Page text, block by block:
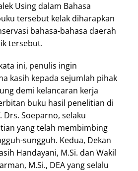
Using dalam Bahasa
tersebut kelak diharapkan
bahasa-bahasa daerah
tersebut.
ini, penulis ingin
kasih kepada sejumlah pihak
demi kelancaran kerja
buku hasil penelitian di
Drs. Soeparno, selaku
yang telah membimbing
sungguh. Kedua, Dekan
Handayani, M.Si. dan Wakil
M.Si., DEA yang selalu